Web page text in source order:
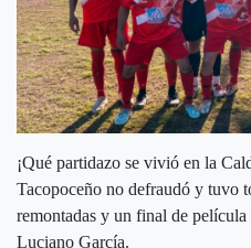
¡Qué partidazo se vivió en la
Tacopoceño no defraudó y tuvo
remontadas y un final de película
Luciano García.